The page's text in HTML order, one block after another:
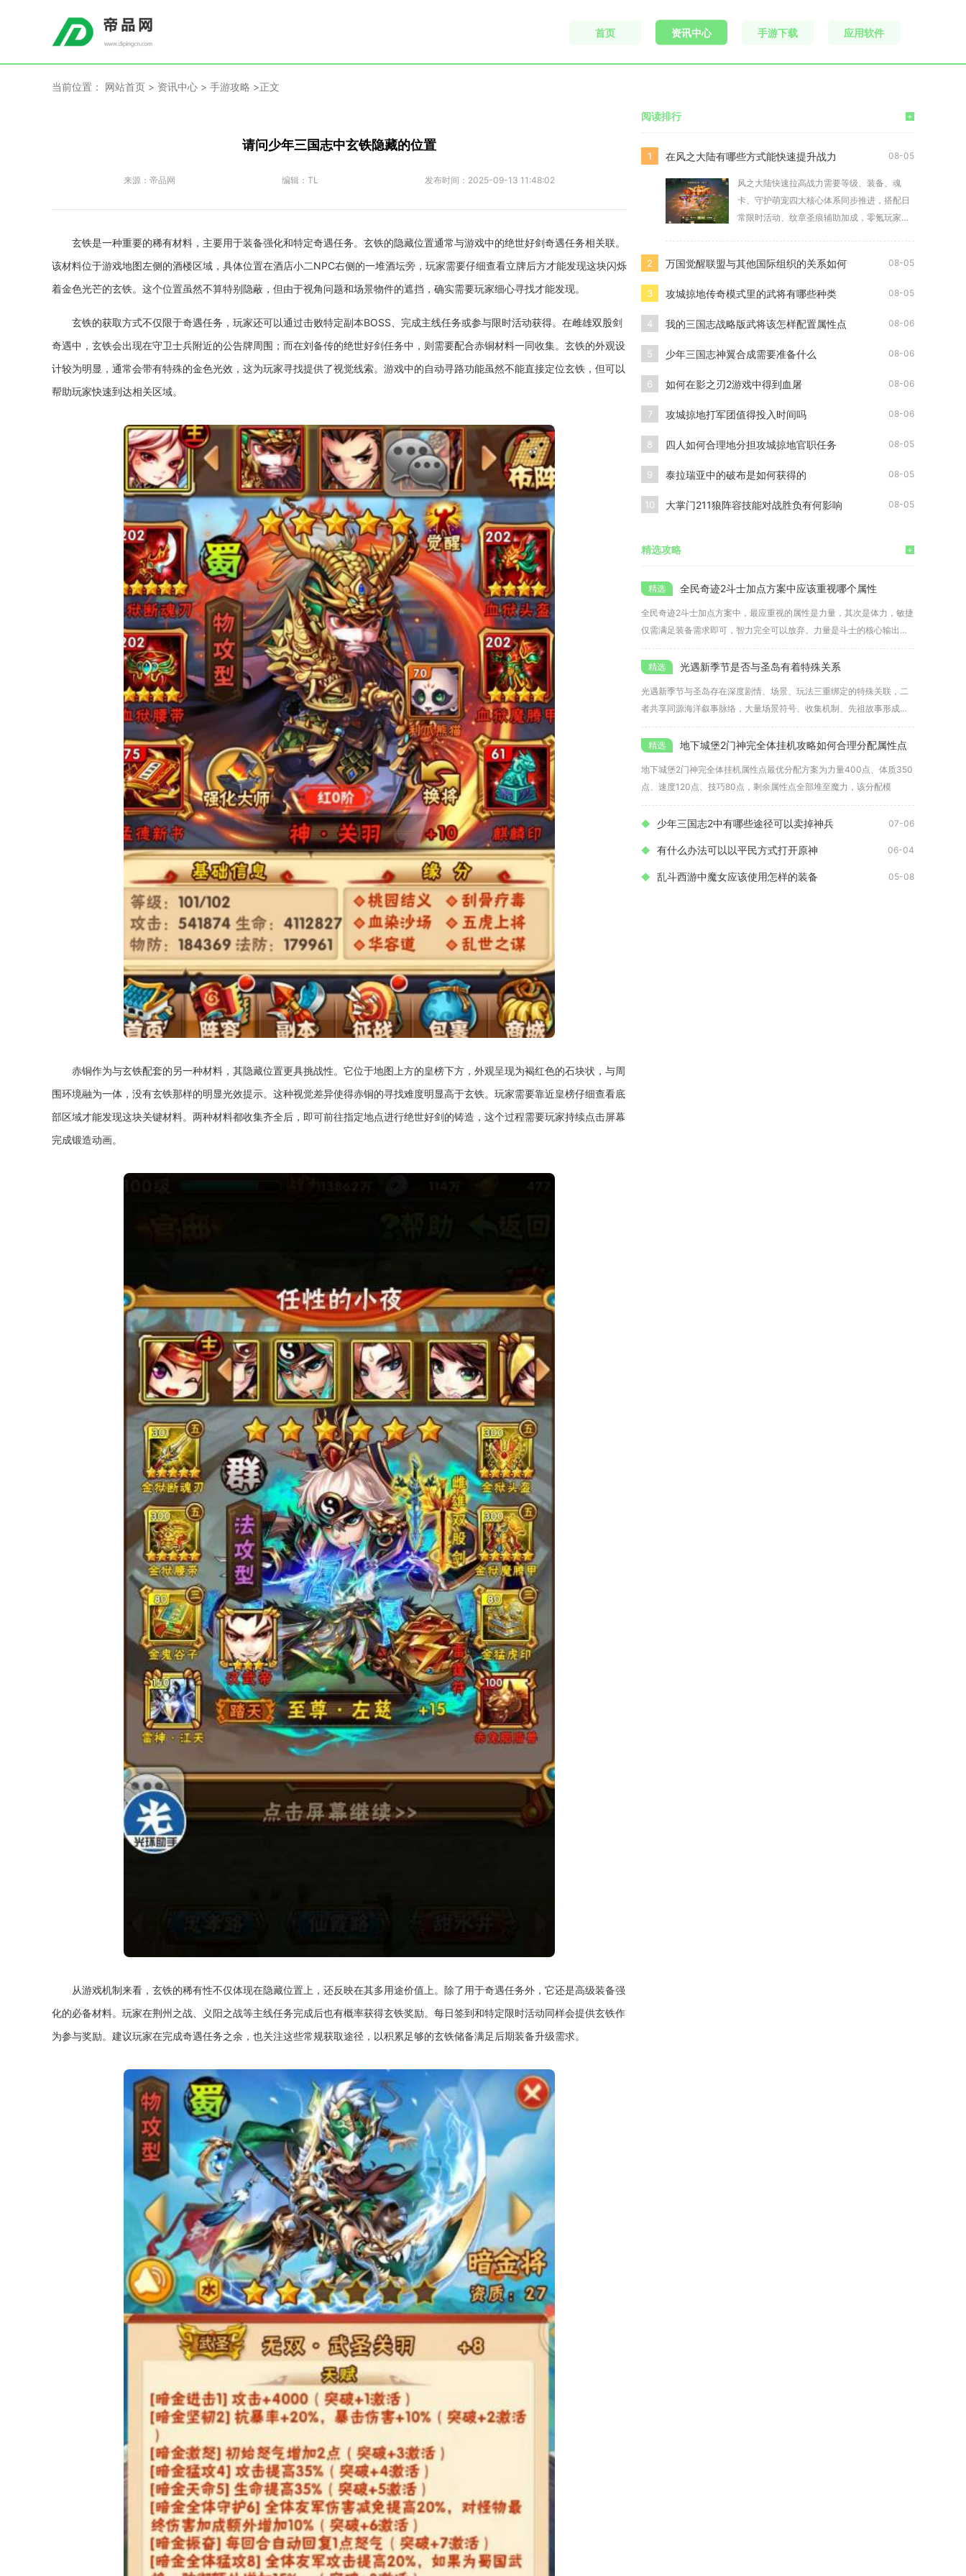
首页 资讯中心 手游下载 应用软件
当前位置： 网站首页 > 资讯中心 > 手游攻略 >正文
请问少年三国志中玄铁隐藏的位置
来源： 帝品网 编辑： TL 发布时间： 2025-09-13 11:48:02
玄铁是一种重要的稀有材料，主要用于装备强化和特定奇遇任务。玄铁的隐藏位置通常与游戏中的绝世好剑奇遇任务相关联。
该材料位于游戏地图左侧的酒楼区域，具体位置在酒店小二NPC右侧的一堆酒坛旁，玩家需要仔细查看立牌后方才能发现这块闪烁
着金色光芒的玄铁。这个位置虽然不算特别隐蔽，但由于视角问题和场景物件的遮挡，确实需要玩家细心寻找才能发现。
玄铁的获取方式不仅限于奇遇任务，玩家还可以通过击败特定副本BOSS、完成主线任务或参与限时活动获得。在雌雄双股剑
奇遇中，玄铁会出现在守卫士兵附近的公告牌周围；而在刘备传的绝世好剑任务中，则需要配合赤铜材料一同收集。玄铁的外观设
计较为明显，通常会带有特殊的金色光效，这为玩家寻找提供了视觉线索。游戏中的自动寻路功能虽然不能直接定位玄铁，但可以
帮助玩家快速到达相关区域。
赤铜作为与玄铁配套的另一种材料，其隐藏位置更具挑战性。它位于地图上方的皇榜下方，外观呈现为褐红色的石块状，与周
围环境融为一体，没有玄铁那样的明显光效提示。这种视觉差异使得赤铜的寻找难度明显高于玄铁。玩家需要靠近皇榜仔细查看底
部区域才能发现这块关键材料。两种材料都收集齐全后，即可前往指定地点进行绝世好剑的铸造，这个过程需要玩家持续点击屏幕
完成锻造动画。
从游戏机制来看，玄铁的稀有性不仅体现在隐藏位置上，还反映在其多用途价值上。除了用于奇遇任务外，它还是高级装备强
化的必备材料。玩家在荆州之战、义阳之战等主线任务完成后也有概率获得玄铁奖励。每日签到和特定限时活动同样会提供玄铁作
为参与奖励。建议玩家在完成奇遇任务之余，也关注这些常规获取途径，以积累足够的玄铁储备满足后期装备升级需求。
阅读排行 +
1 在风之大陆有哪些方式能快速提升战力 08-05
风之大陆快速拉高战力需要等级、装备、魂
卡、守护萌宠四大核心体系同步推进，搭配日
常限时活动、纹章圣痕辅助加成，零氪玩家合
2 万国觉醒联盟与其他国际组织的关系如何 08-05
3 攻城掠地传奇模式里的武将有哪些种类 08-05
4 我的三国志战略版武将该怎样配置属性点 08-06
5 少年三国志神翼合成需要准备什么 08-06
6 如何在影之刃2游戏中得到血屠 08-06
7 攻城掠地打军团值得投入时间吗 08-06
8 四人如何合理地分担攻城掠地官职任务 08-05
9 泰拉瑞亚中的破布是如何获得的 08-05
10 大掌门211狼阵容技能对战胜负有何影响 08-05
精选攻略 +
全民奇迹2斗士加点方案中应该重视哪个属性
全民奇迹2斗士加点方案中，最应重视的属性是力量，其次是体力，敏捷
仅需满足装备需求即可，智力完全可以放弃。力量是斗士的核心输出属
性，
光遇新季节是否与圣岛有着特殊关系
光遇新季节与圣岛存在深度剧情、场景、玩法三重绑定的特殊关联，二
者共享同源海洋叙事脉络，大量场景符号、收集机制、先祖故事形成前
后呼应
地下城堡2门神完全体挂机攻略如何合理分配属性点
地下城堡2门神完全体挂机属性点最优分配方案为力量400点、体质350
点、速度120点、技巧80点，剩余属性点全部堆至魔力，该分配模
少年三国志2中有哪些途径可以卖掉神兵 07-06
有什么办法可以以平民方式打开原神 06-04
乱斗西游中魔女应该使用怎样的装备 05-08